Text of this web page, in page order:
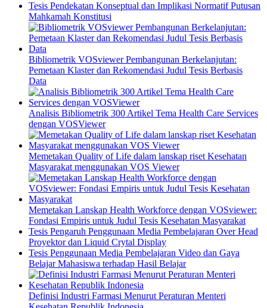
Tesis Pendekatan Konseptual dan Implikasi Normatif Putusan
Mahkamah Konstitusi
Bibliometrik VOSviewer Pembangunan Berkelanjutan:
Pemetaan Klaster dan Rekomendasi Judul Tesis Berbasis
Data
Analisis Bibliometrik 300 Artikel Tema Health Care Services
dengan VOSViewer
Memetakan Quality of Life dalam lanskap riset Kesehatan
Masyarakat menggunakan VOS Viewer
Memetakan Lanskap Health Workforce dengan VOSviewer:
Fondasi Empiris untuk Judul Tesis Kesehatan Masyarakat
Tesis Pengaruh Penggunaan Media Pembelajaran Over Head
Proyektor dan Liquid Crytal Display
Tesis Penggunaan Media Pembelajaran Video dan Gaya
Belajar Mahasiswa terhadap Hasil Belajar
Definisi Industri Farmasi Menurut Peraturan Menteri